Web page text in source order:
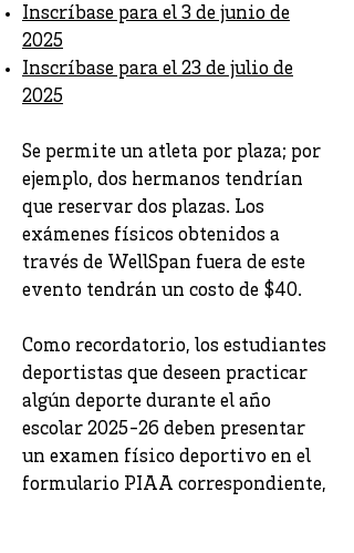
Inscríbase para el 3 de junio de
2025
Inscríbase para el 23 de julio de
2025
Se permite un atleta por plaza; por
ejemplo, dos hermanos tendrían
que reservar dos plazas. Los
exámenes físicos obtenidos a
través de WellSpan fuera de este
evento tendrán un costo de $40.
Como recordatorio, los estudiantes
deportistas que deseen practicar
algún deporte durante el año
escolar 2025-26 deben presentar
un examen físico deportivo en el
formulario PIAA correspondiente,